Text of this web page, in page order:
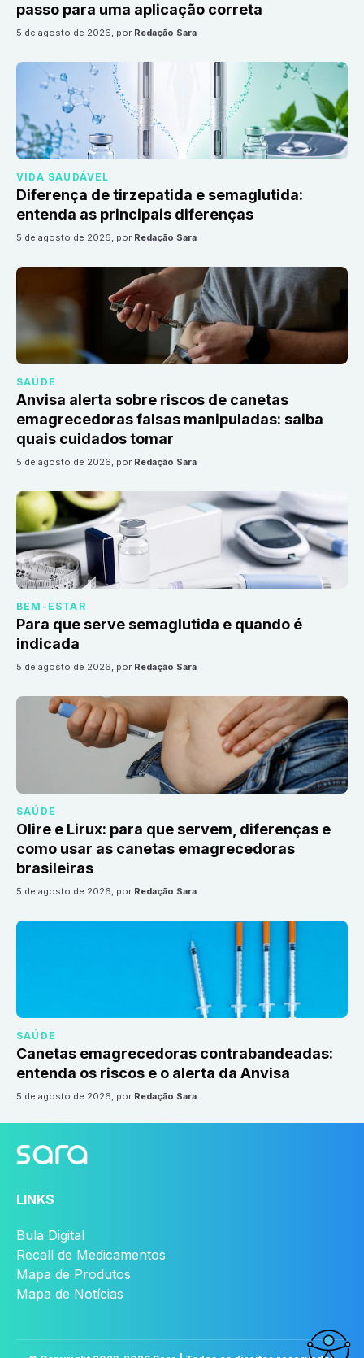
passo para uma aplicação correta
5 de agosto de 2026, por Redação Sara
VIDA SAUDÁVEL
Diferença de tirzepatida e semaglutida:
entenda as principais diferenças
5 de agosto de 2026, por Redação Sara
SAÚDE
Anvisa alerta sobre riscos de canetas
emagrecedoras falsas manipuladas: saiba
quais cuidados tomar
5 de agosto de 2026, por Redação Sara
BEM-ESTAR
Para que serve semaglutida e quando é
indicada
5 de agosto de 2026, por Redação Sara
SAÚDE
Olire e Lirux: para que servem, diferenças e
como usar as canetas emagrecedoras
brasileiras
5 de agosto de 2026, por Redação Sara
SAÚDE
Canetas emagrecedoras contrabandeadas:
entenda os riscos e o alerta da Anvisa
5 de agosto de 2026, por Redação Sara
LINKS
Bula Digital
Recall de Medicamentos
Mapa de Produtos
Mapa de Notícias